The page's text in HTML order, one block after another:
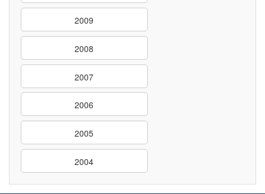
2009
2008
2007
2006
2005
2004